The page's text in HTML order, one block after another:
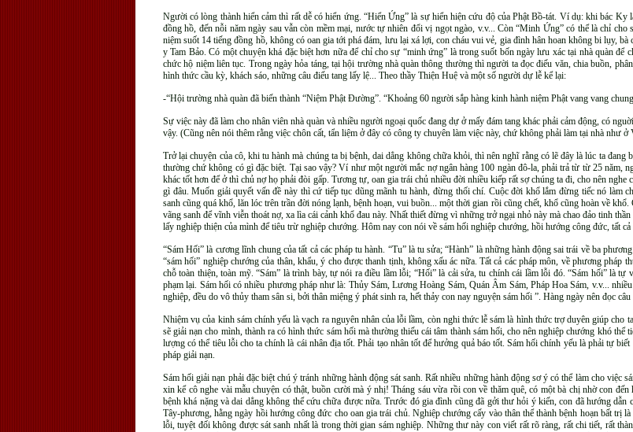
Người có lòng thành hiển cảm thì rất dễ có hiển ứng. “Hiển Ứng” là sự hiển hiện cứu độ của Phật Bồ-tát. Ví dụ: khi bác Ky
đồng hồ, đến nỗi năm ngày sau vẫn còn mềm mại, nước tự nhiên đổi vị ngọt ngào, v.v... Còn “Minh Ứng” có thể là chỉ
niệm suốt 14 tiếng đồng hồ, không có oan gia tới phá đám, lưu lại xá lợi, con cháu vui vẻ, gia đình hân hoan không bi lụy,
y Tam Bảo. Có một chuyện khá đặc biệt hơn nữa để chỉ cho sự “minh ứng” là trong suốt bốn ngày lưu xác tại nhà quàn để
chức hộ niệm liên tục. Trong ngày hỏa táng, tại hội trường nhà quàn thông thường thì người ta đọc điếu văn, chia buồn,
hình thức cầu kỳ, khách sáo, những câu điếu tang lấy lệ... Theo thầy Thiện Huệ và một số người dự lễ kể lại:
-“Hội trường nhà quàn đã biến thành “Niệm Phật Đường”. “Khoảng 60 người sắp hàng kinh hành niệm Phật vang vang
Sự việc này đã làm cho nhân viên nhà quàn và nhiều người ngoại quốc đang dự ở mấy đám tang khác phải cảm động, có
vậy. (Cũng nên nói thêm rằng việc chôn cất, tẩn liệm ở đây có công ty chuyên làm việc này, chứ không phải làm tại nhà như ở
Trở lại chuyện của cô, khi tu hành mà chúng ta bị bệnh, dai dẳng không chữa khỏi, thì nên nghĩ rằng có lẽ đây là lúc ta
thường chứ không có gì đặc biệt. Tại sao vậy? Ví như một người mắc nợ ngân hàng 100 ngàn đô-la, phải trả từ từ 25 năm,
khác tốt hơn để ở thì chủ nợ họ phải đòi gấp. Tương tự, oan gia trái chủ nhiều đời nhiều kiếp rất sợ chúng ta đi, cho nên
gì đâu. Muốn giải quyết vấn đề này thì cứ tiếp tục dũng mãnh tu hành, đừng thối chí. Cuộc đời khổ lắm đừng tiếc nó làm
sanh cũng quá khổ, lăn lóc trên trần đời nóng lạnh, bệnh hoạn, vui buồn... một thời gian rồi cũng chết, khổ cũng hoàn về
vãng sanh để vĩnh viễn thoát nợ, xa lìa cái cảnh khổ đau này. Nhất thiết đừng vì những trở ngại nhỏ này mà chao đảo tinh
lấy nghiệp thiện của mình để tiêu trừ nghiệp chướng. Hôm nay con nói về sám hối nghiệp chướng, hồi hướng công đức, tất
“Sám Hối” là cương lĩnh chung của tất cả các pháp tu hành. “Tu” là tu sửa; “Hành” là những hành động sai trái về ba
“sám hối” nghiệp chướng của thân, khẩu, ý cho được thanh tịnh, không xấu ác nữa. Tất cả các pháp môn, về phương pháp
chỗ toàn thiện, toàn mỹ. “Sám” là trình bày, tự nói ra điều lầm lỗi; “Hối” là cải sửa, tu chính cái lầm lỗi đó. “Sám hối” là
phạm lại. Sám hối có nhiều phương pháp như là: Thủy Sám, Lương Hoàng Sám, Quán Âm Sám, Pháp Hoa Sám, v.v...
nghiệp, đều do vô thủy tham sân si, bởi thân miệng ý phát sinh ra, hết thảy con nay nguyện sám hối ”. Hàng ngày nên đọc câu
Nhiệm vụ của kinh sám chính yếu là vạch ra nguyên nhân của lỗi lầm, còn nghi thức lễ sám là hình thức trợ duyên giúp
sẽ giải nạn cho mình, thành ra có hình thức sám hối mà thường thiếu cái tâm thành sám hối, cho nên nghiệp chướng khó
lượng có thể tiêu lỗi cho ta chính là cái nhân địa tốt. Phải tạo nhân tốt để hưởng quả báo tốt. Sám hối chính yếu là phải tự
pháp giải nạn.
Sám hối giải nạn phải đặc biệt chú ý tránh những hành động sát sanh. Rất nhiều những hành động sơ ý có thể làm cho việc
xin kể cô nghe vài mẫu chuyện có thật, buồn cười mà ý nhị! Tháng sáu vừa rồi con về thăm quê, có một bà chị nhờ con
bệnh khá nặng và dai dẳng không thể cứu chữa được nữa. Trước đó gia đình cũng đã gởi thư hỏi ý kiến, con đã hướng dẫn
Tây-phương, hằng ngày hồi hướng công đức cho oan gia trái chủ. Nghiệp chướng cấy vào thân thể thành bệnh hoạn bất trị
lỗi, tuyệt đối không được sát sanh nhất là trong thời gian sám nghiệp. Những thư này con viết rất rõ ràng, rất chi tiết, rất